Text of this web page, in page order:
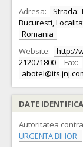
Adresa:
Strada:
Bucuresti,
Romania
Website:
http://
212071800
Fax:
DATE
Autoritatea
URGENTA BIHOR